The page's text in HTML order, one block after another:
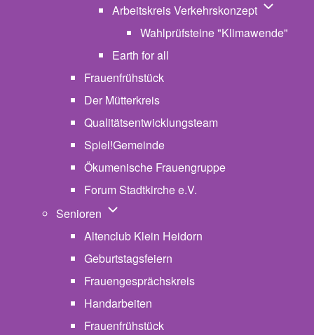
Arbeitskreis Verkehrskonzept
Wahlprüfsteine "Klimawende"
Earth for all
Frauenfrühstück
Der Mütterkreis
Qualitätsentwicklungsteam
Spiel!Gemeinde
Ökumenische Frauengruppe
Forum Stadtkirche e.V.
Senioren Unternavigation von Senioren
Altenclub Klein Heidorn
Geburtstagsfeiern
Frauengesprächskreis
Handarbeiten
Frauenfrühstück